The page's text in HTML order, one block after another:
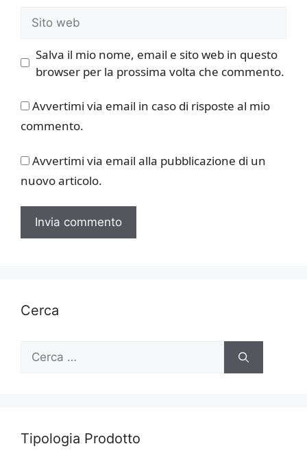
web
Salva il mio nome, email e sito web in questo
browser per la prossima volta che commento.
Avvertimi via email in caso di risposte al mio
commento.
Avvertimi via email alla pubblicazione di un
nuovo articolo.
Cerca
Ricerca
Tipologia Prodotto